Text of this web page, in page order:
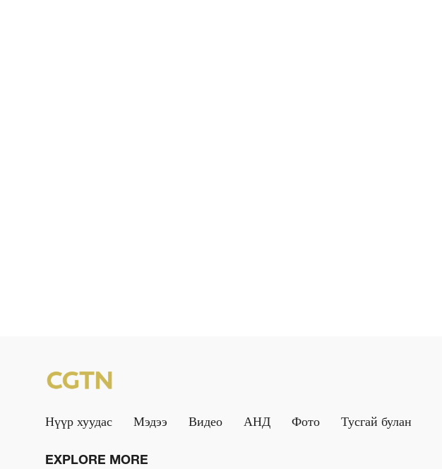
Нүүр хуудас Мэдээ Видео АНД Фото Тусгай булан
EXPLORE MORE